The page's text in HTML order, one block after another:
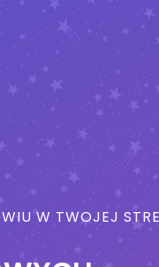
W TWOJEJ